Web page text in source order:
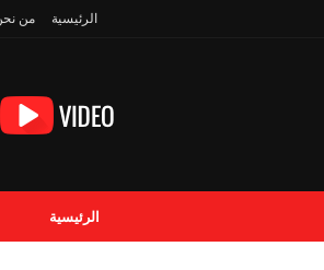
الرئيسية من
الرئيسية